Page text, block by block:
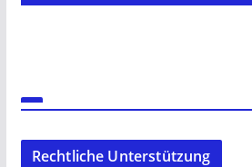
Rechtliche Unterstützung